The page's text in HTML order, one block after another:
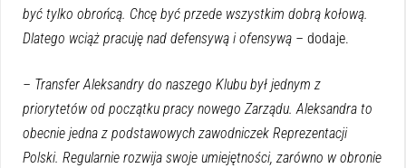
być tylko obrońcą. Chcę być przede wszystkim dobrą kołową.
Dlatego wciąż pracuję nad defensywą i ofensywą – dodaje.
– Transfer Aleksandry do naszego Klubu był jednym z
priorytetów od początku pracy nowego Zarządu. Aleksandra to
obecnie jedna z podstawowych zawodniczek Reprezentacji
Polski. Regularnie rozwija swoje umiejętności, zarówno w obronie